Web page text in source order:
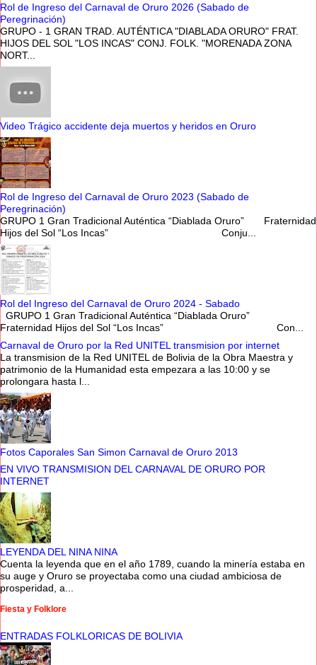
Rol de Ingreso del Carnaval de Oruro 2026 (Sabado de
Peregrinación)
GRUPO - 1 GRAN TRAD. AUTÉNTICA "DIABLADA ORURO" FRAT.
HIJOS DEL SOL "LOS INCAS" CONJ. FOLK. "MORENADA ZONA
NORT...
Video Trágico accidente deja muertos y heridos en Oruro
Rol de Ingreso del Carnaval de Oruro 2023 (Sabado de
Peregrinación)
GRUPO 1 Gran Tradicional Auténtica “Diablada Oruro” Fraternidad
Hijos del Sol “Los Incas” Conju...
Rol del Ingreso del Carnaval de Oruro 2024 - Sabado
GRUPO 1 Gran Tradicional Auténtica “Diablada Oruro”
Fraternidad Hijos del Sol “Los Incas” Con...
Carnaval de Oruro por la Red UNITEL transmision por internet
La transmision de la Red UNITEL de Bolivia de la Obra Maestra y
patrimonio de la Humanidad esta empezara a las 10:00 y se
prolongara hasta l...
Fotos Caporales San Simon Carnaval de Oruro 2013
EN VIVO TRANSMISION DEL CARNAVAL DE ORURO POR
INTERNET
LEYENDA DEL NINA NINA
Cuenta la leyenda que en el año 1789, cuando la minería estaba en
su auge y Oruro se proyectaba como una ciudad ambiciosa de
prosperidad, a...
Fiesta y Folklore
ENTRADAS FOLKLORICAS DE BOLIVIA